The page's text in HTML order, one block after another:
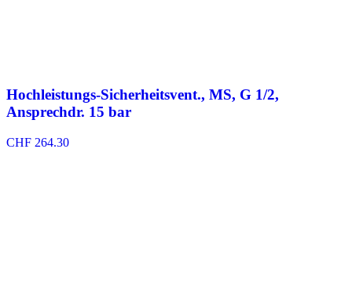
Hochleistungs-Sicherheitsvent., MS, G 1/2,
Ansprechdr. 15 bar
CHF 264.30